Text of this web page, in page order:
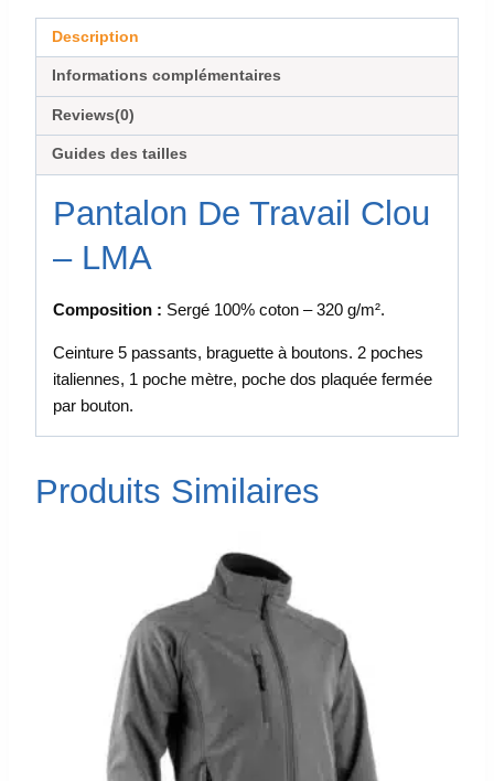
Description
Informations complémentaires
Reviews(0)
Guides des tailles
Pantalon De Travail Clou
– LMA
Composition : Sergé 100% coton – 320 g/m².
Ceinture 5 passants, braguette à boutons. 2 poches
italiennes, 1 poche mètre, poche dos plaquée fermée
par bouton.
Produits Similaires